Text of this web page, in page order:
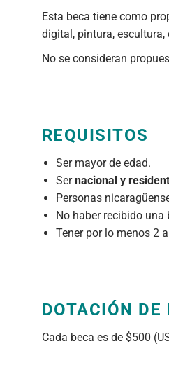
Esta beca tiene como
digital, pintura,
No se consideran
REQUISITOS
Ser mayor de edad.
Sernacional y
Personas
No haber recibido
Tener por lo menos 2
DOTACIÓN DE
Cada beca es de $500